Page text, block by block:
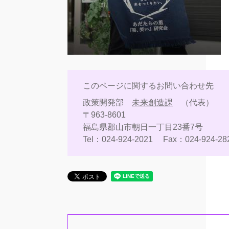
このページに関するお問い合わせ先
政策開発部
未来創造課
代表
〒963-8601
福島県郡山市朝日一丁目23番7号
Tel：024-924-2021
Fax：024-924-